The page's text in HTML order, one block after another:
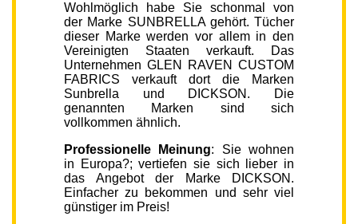
Wohlmöglich habe Sie schonmal von
der Marke SUNBRELLA gehört. Tücher
dieser Marke werden vor allem in den
Vereinigten Staaten verkauft. Das
Unternehmen GLEN RAVEN CUSTOM
FABRICS verkauft dort die Marken
Sunbrella und DICKSON. Die
genannten Marken sind sich
vollkommen ähnlich.
Professionelle Meinung: Sie wohnen
in Europa?; vertiefen sie sich lieber in
das Angebot der Marke DICKSON.
Einfacher zu bekommen und sehr viel
günstiger im Preis!